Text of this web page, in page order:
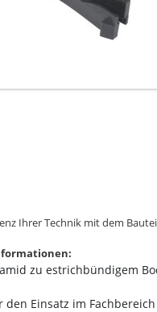
Ihrer Technik mit dem
zu estrichbündigem
Einsatz im